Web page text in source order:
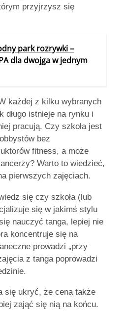
przyjrzysz się
park rozrywki –
dla dwojga w jednym
każdej z kilku wybranych
długo istnieje na rynku i
pracują. Czy szkoła jest
bez
fitness, a może
Warto to wiedzieć,
pierwszych zajęciach.
się czy szkoła (lub
się w jakimś stylu
nauczyć tanga, lepiej nie
koncentruje się na
prowadzi „przy
z tanga poprowadzi
się ukryć, że cena także
zająć się nią na końcu.